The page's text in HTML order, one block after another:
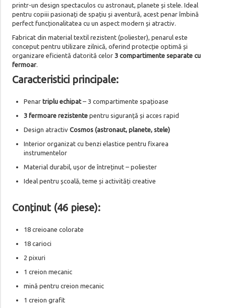
printr-un design spectaculos cu astronaut, planete și stele. Ideal
pentru copiii pasionați de spațiu și aventură, acest penar îmbină
perfect funcționalitatea cu un aspect modern și atractiv.
Fabricat din material textil rezistent (poliester), penarul este
conceput pentru utilizare zilnică, oferind protecție optimă și
organizare eficientă datorită celor 3 compartimente separate cu
fermoar.
Caracteristici principale:
Penar triplu echipat– 3 compartimente spațioase
3 fermoare rezistentepentru siguranță și acces rapid
Design atractiv Cosmos (astronaut, planete, stele)
Interior organizat cu benzi elastice pentru fixarea
instrumentelor
Material durabil, ușor de întreținut – poliester
Ideal pentru școală, teme și activități creative
Conținut (46 piese):
18 creioane colorate
18 carioci
2 pixuri
1 creion mecanic
mină pentru creion mecanic
1 creion grafit